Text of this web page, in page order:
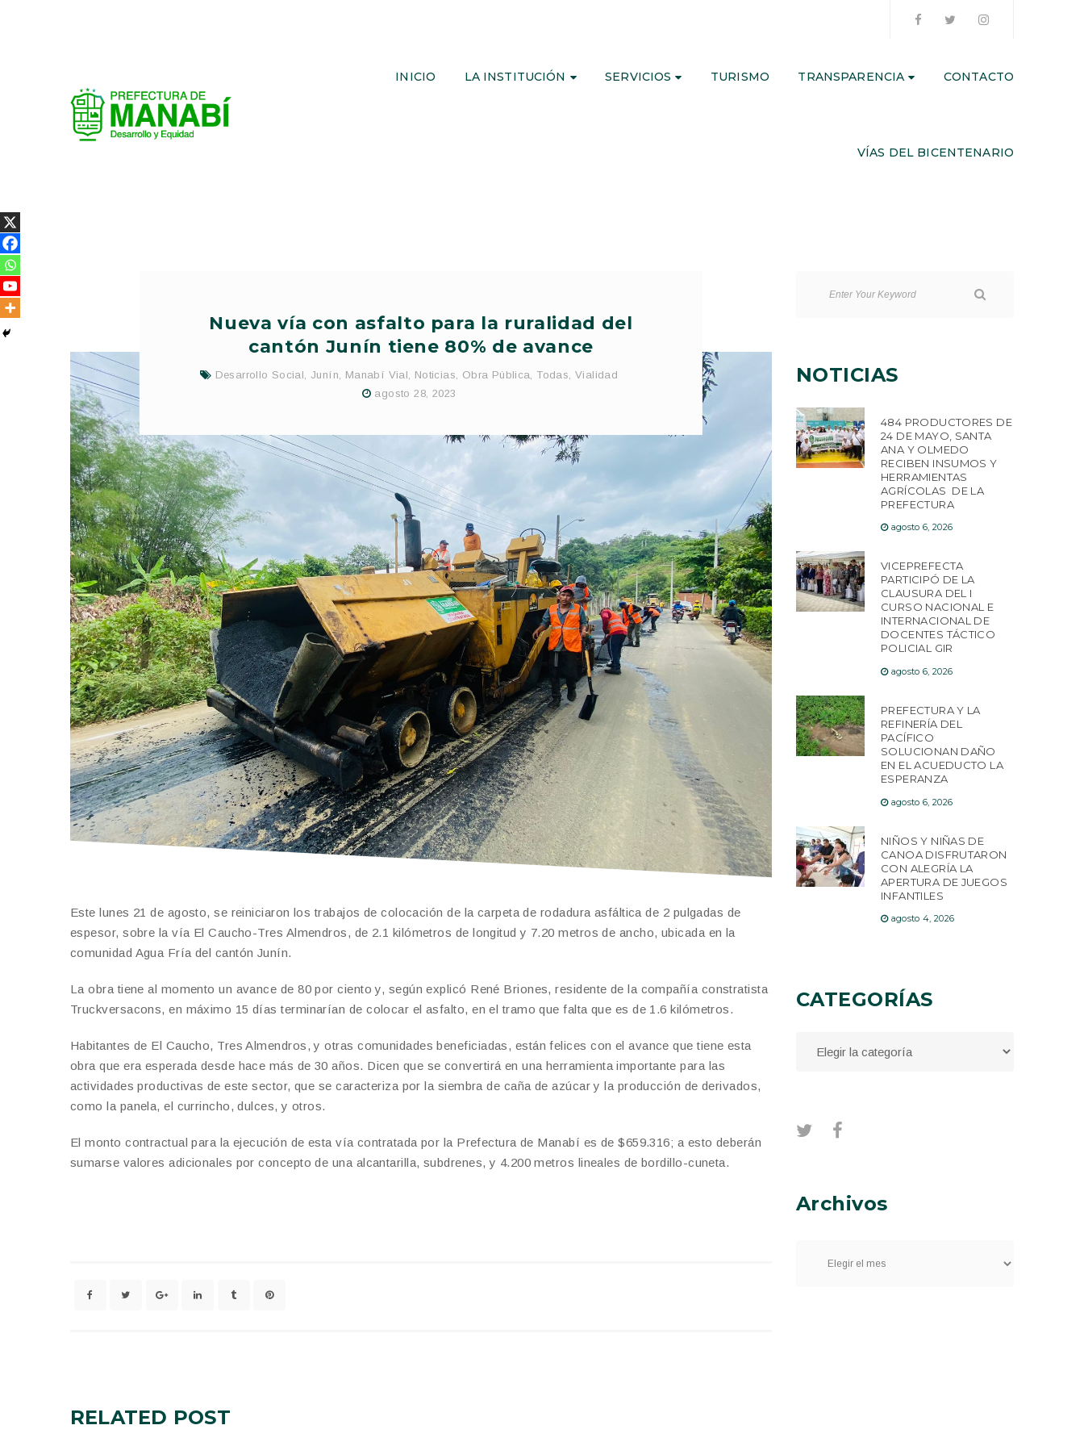
INICIO LA INSTITUCIÓN SERVICIOS TURISMO TRANSPARENCIA CONTACTO
VÍAS DEL BICENTENARIO
Nueva vía con asfalto para la ruralidad del
cantón Junín tiene 80% de avance
Desarrollo Social, Junín, Manabí Vial, Noticias, Obra Pública, Todas, Vialidad
agosto 28, 2023
Este lunes 21 de agosto, se reiniciaron los trabajos de colocación de la carpeta de rodadura asfáltica de 2 pulgadas de
espesor, sobre la vía El Caucho-Tres Almendros, de 2.1 kilómetros de longitud y 7.20 metros de ancho, ubicada en la
comunidad Agua Fría del cantón Junín.
La obra tiene al momento un avance de 80 por ciento y, según explicó René Briones, residente de la compañía constratista
Truckversacons, en máximo 15 días terminarían de colocar el asfalto, en el tramo que falta que es de 1.6 kilómetros.
Habitantes de El Caucho, Tres Almendros, y otras comunidades beneficiadas, están felices con el avance que tiene esta
obra que era esperada desde hace más de 30 años. Dicen que se convertirá en una herramienta importante para las
actividades productivas de este sector, que se caracteriza por la siembra de caña de azúcar y la producción de derivados,
como la panela, el currincho, dulces, y otros.
El monto contractual para la ejecución de esta vía contratada por la Prefectura de Manabí es de $659.316; a esto deberán
sumarse valores adicionales por concepto de una alcantarilla, subdrenes, y 4.200 metros lineales de bordillo-cuneta.
RELATED POST
NOTICIAS
484 PRODUCTORES DE
24 DE MAYO, SANTA
ANA Y OLMEDO
RECIBEN INSUMOS Y
HERRAMIENTAS
AGRÍCOLAS DE LA
PREFECTURA
agosto 6, 2026
VICEPREFECTA
PARTICIPÓ DE LA
CLAUSURA DEL I
CURSO NACIONAL E
INTERNACIONAL DE
DOCENTES TÁCTICO
POLICIAL GIR
agosto 6, 2026
PREFECTURA Y LA
REFINERÍA DEL
PACÍFICO
SOLUCIONAN DAÑO
EN EL ACUEDUCTO LA
ESPERANZA
agosto 6, 2026
NIÑOS Y NIÑAS DE
CANOA DISFRUTARON
CON ALEGRÍA LA
APERTURA DE JUEGOS
INFANTILES
agosto 4, 2026
CATEGORÍAS
Archivos